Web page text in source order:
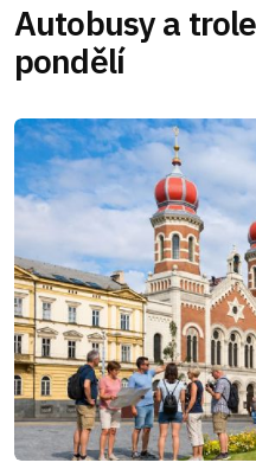
Autobusy a
pondělí